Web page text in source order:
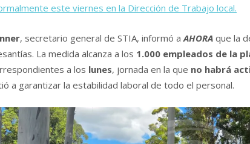
este viernes en la Dirección de Trabajo local.
, secretario general de STIA, informó aAHORA que la
La medida alcanza a los 1.000 empleados de la
a los lunes, jornada en la que no habrá
a garantizar la estabilidad laboral de todo el personal.